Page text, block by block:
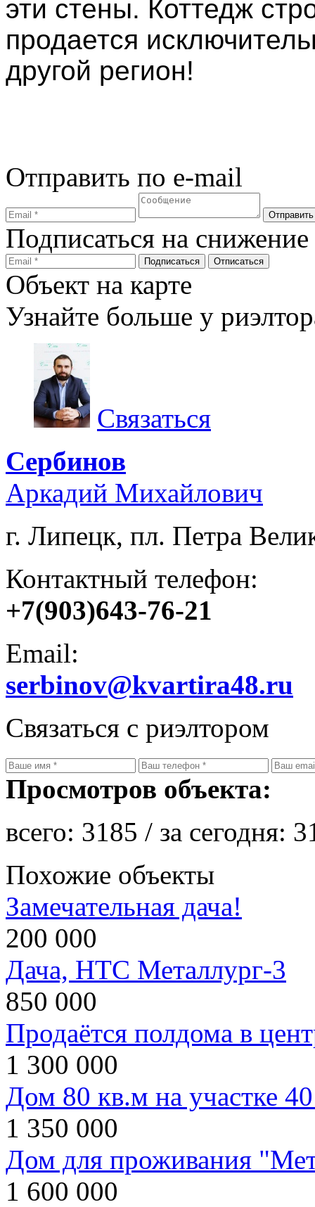
эти стены. Коттедж
продается
другой регион!
Отправить по e-mail
Подписаться на
Объект на карте
Узнайте больше у
Связаться
Сербинов
Аркадий Михайлович
г. Липецк, пл. Петра
Контактный телефон:
+7(903)643-76-21
Email:
serbinov@kvartira48.ru
Связаться с риэлтором
Просмотров объекта:
всего: 3185 / за сегодня:
Похожие объекты
Замечательная дача!
200 000
Дача, НТС Металлург-3
850 000
Продаётся полдома в
1 300 000
Дом 80 кв.м на участке
1 350 000
Дом для проживания
1 600 000